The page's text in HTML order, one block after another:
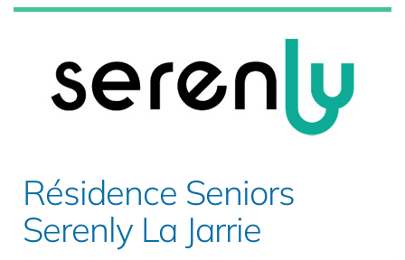
Résidence Seniors
Serenly La Jarrie